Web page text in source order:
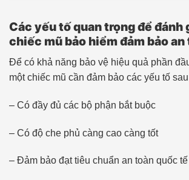
Các yếu tố quan trọng để đánh
chiếc mũ bảo hiểm đảm bảo an
Để có khả năng bảo vệ hiệu quả phần
một chiếc mũ cần đảm bảo các yếu tố
– Có đầy đủ các bộ phận bắt buộc
– Có độ che phủ càng cao càng tốt
– Đảm bảo đạt tiêu chuẩn an toàn quốc tế